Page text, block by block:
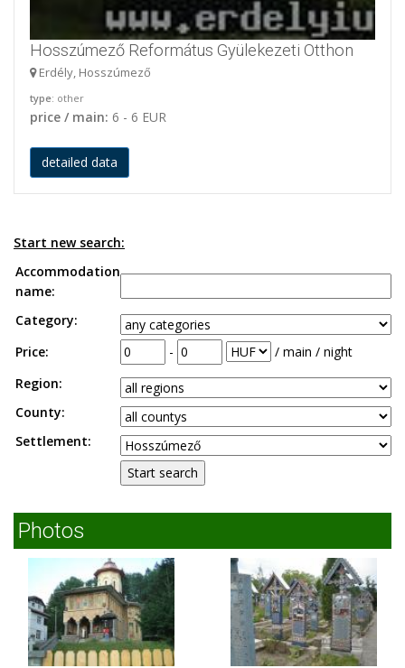
Hosszúmező Református Gyülekezeti Otthon
Erdély, Hosszúmező
type: other
price / main: 6 - 6 EUR
detailed data
Start new search:
Accommodation
name:
Category:
Price:
-
/ main / night
Region:
County:
Settlement:
Photos